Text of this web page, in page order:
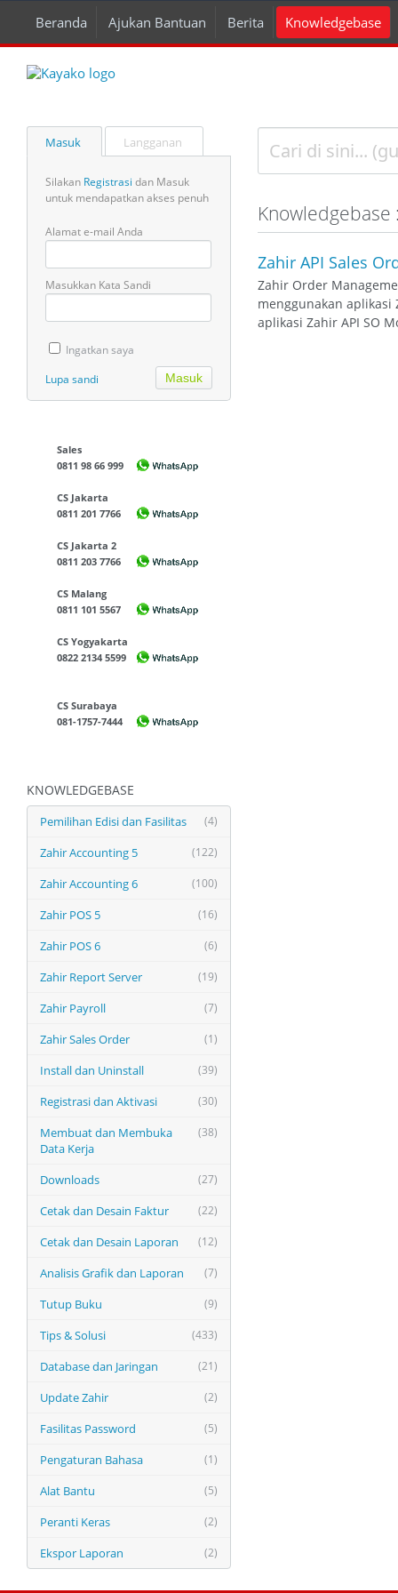
Beranda Ajukan Bantuan Berita Knowledgebase
Masuk Langganan
Silakan Registrasi dan Masuk
untuk mendapatkan akses penuh
Alamat e-mail Anda
Masukkan Kata Sandi
Ingatkan saya
Lupa sandi
Sales
0811 98 66 999
CS Jakarta
0811 201 7766
CS Jakarta 2
0811 203 7766
CS Malang
0811 101 5567
CS Yogyakarta
0822 2134 5599
CS Surabaya
081-1757-7444
KNOWLEDGEBASE
(4)
Pemilihan Edisi dan Fasilitas
(122)
Zahir Accounting 5
(100)
Zahir Accounting 6
(16)
Zahir POS 5
(6)
Zahir POS 6
(19)
Zahir Report Server
(7)
Zahir Payroll
(1)
Zahir Sales Order
(39)
Install dan Uninstall
(30)
Registrasi dan Aktivasi
(38)
Membuat dan Membuka
Data Kerja
(27)
Downloads
(22)
Cetak dan Desain Faktur
(12)
Cetak dan Desain Laporan
(7)
Analisis Grafik dan Laporan
(9)
Tutup Buku
(433)
Tips & Solusi
(21)
Database dan Jaringan
(2)
Update Zahir
(5)
Fasilitas Password
(1)
Pengaturan Bahasa
(5)
Alat Bantu
(2)
Peranti Keras
(2)
Ekspor Laporan
Knowledgebase
Zahir API Sales
Zahir Order
menggunakan
aplikasi Zahir API SO